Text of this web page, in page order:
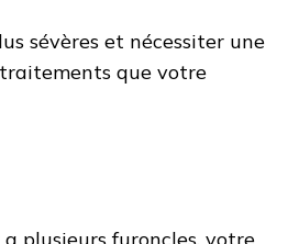
sévères et nécessiter une
que votre
plusieurs furoncles, votre